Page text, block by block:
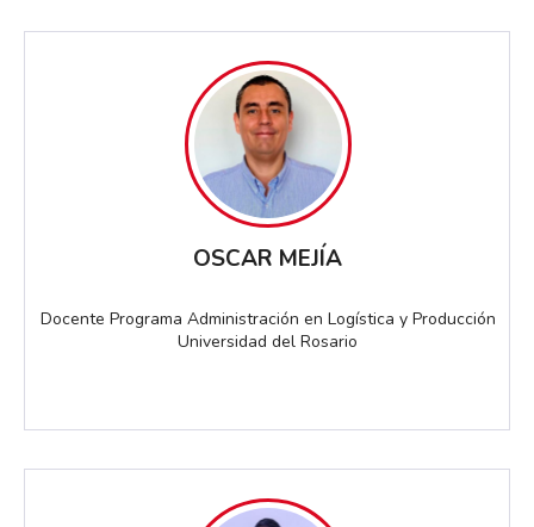
OSCAR MEJÍA
Docente Programa Administración en Logística y Producción
Universidad del Rosario